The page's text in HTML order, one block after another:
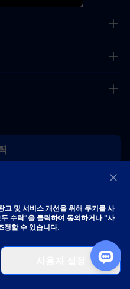
PTE.LTD. All Rights Reserved.
고 및 서비스 개선을 위해 쿠키를 사
수락"을 클릭하여 동의하거나 "사
정할 수 있습니다.